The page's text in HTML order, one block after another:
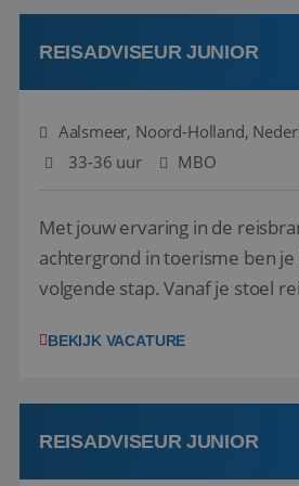
werken: of het nu gaat om
REISADVISEUR JUNIOR
Aalsmeer, Noord-Holland,
33-36 uur
MBO
Met jouw ervaring in de
achtergrond in toerisme ben
volgende stap. Vanaf je stoel
wensen van je team, je klant en
klanten te overtuigen om die
boeken! ...
BEKIJK VACATURE
REISADVISEUR JUNIOR